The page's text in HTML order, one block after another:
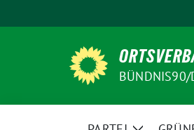
zum
BÜNDNIS90/